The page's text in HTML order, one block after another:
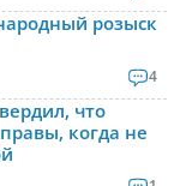
розыск
4
что
когда не